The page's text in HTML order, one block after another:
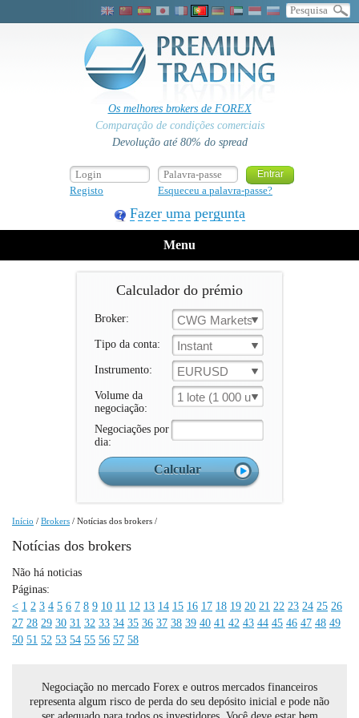
Os melhores brokers de FOREX
Comparação de condições comerciais
Devolução até 80% do spread
Registo Esqueceu a palavra-passe?
Fazer uma pergunta
Menu
Calculador do prémio
Broker: CWG Markets
Tipo da conta: Instant
Instrumento: EURUSD
Volume da
negociação:
1 lote (1 000 un.)
Negociações por
dia:
Início / Brokers / Notícias dos brokers /
Notícias dos brokers
Não há noticias
Páginas:
< 1 2 3 4 5 6 7 8 9 10 11 12 13 14 15 16 17 18 19 20 21 22 23 24 25 26
27 28 29 30 31 32 33 34 35 36 37 38 39 40 41 42 43 44 45 46 47 48 49
50 51 52 53 54 55 56 57 58
Negociação no mercado Forex e outros mercados financeiros
representa algum risco de perda do seu depósito inicial e pode não